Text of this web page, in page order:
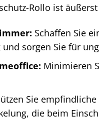
Rollo ist
Schaffen Sie
sorgen Sie für
Minimieren
Sie
die beim